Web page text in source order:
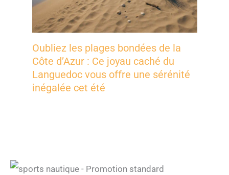
Oubliez les plages bondées de la
Côte d’Azur : Ce joyau caché du
Languedoc vous offre une sérénité
inégalée cet été